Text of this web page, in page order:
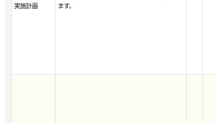
実施計画
ます。